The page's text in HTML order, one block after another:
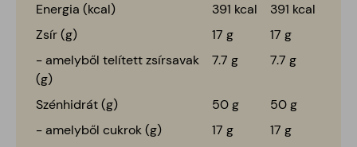
Energia (kcal)
391 kcal
391 kcal
Zsír (g)
17 g
17 g
- amelyből telített zsírsavak
(g)
7.7 g 7.7 g
Szénhidrát (g) 50 g
50 g
- amelyből cukrok (g)
17 g
17 g